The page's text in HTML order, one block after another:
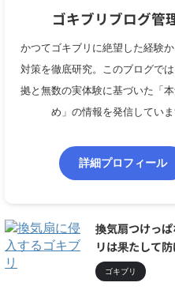
ゴキブリブログ管
かつてゴキブリに絶望した経験
対策を徹底研究。このブログで
拠と無数の実体験に基づいた「
め」の情報を発信していま
詳細プロフィール
換気扇つけっ
リは果たして
ゴキブリ